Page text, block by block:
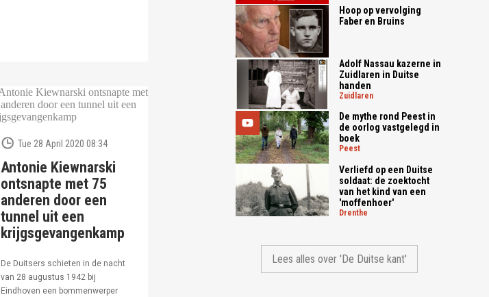
Tue 28 April 2020 08:34
Antonie Kiewnarski
ontsnapte met 75
anderen door een
tunnel uit een
krijgsgevangenkamp
De Duitsers schieten in de nacht
van 28 augustus 1942 bij
Eindhoven een bommenwerper
Hoop op vervolging
Faber en Bruins
Adolf Nassau kazerne in
Zuidlaren in Duitse
handen
zuidlaren
De mythe rond Peest in
de oorlog vastgelegd in
boek
peest
Verliefd op een Duitse
soldaat: de zoektocht
van het kind van een
'moffenhoer'
drenthe
Lees alles over 'De Duitse kant'